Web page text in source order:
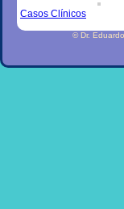
Casos Clínicos
© Dr.